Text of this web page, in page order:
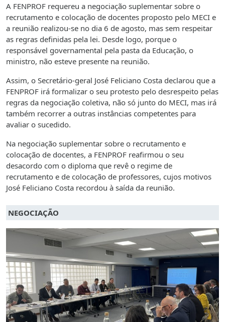
A FENPROF requereu a negociação suplementar sobre o
recrutamento e colocação de docentes proposto pelo MECI e
a reunião realizou-se no dia 6 de agosto, mas sem respeitar
as regras definidas pela lei. Desde logo, porque o
responsável governamental pela pasta da Educação, o
ministro, não esteve presente na reunião.
Assim, o Secretário-geral José Feliciano Costa declarou que a
FENPROF irá formalizar o seu protesto pelo desrespeito pelas
regras da negociação coletiva, não só junto do MECI, mas irá
também recorrer a outras instâncias competentes para
avaliar o sucedido.
Na negociação suplementar sobre o recrutamento e
colocação de docentes, a FENPROF reafirmou o seu
desacordo com o diploma que revê o regime de
recrutamento e de colocação de professores, cujos motivos
José Feliciano Costa recordou à saída da reunião.
NEGOCIAÇÃO